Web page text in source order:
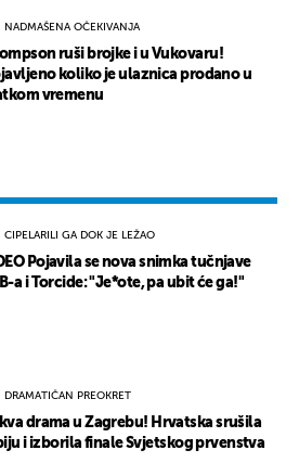
NADMAŠENA OČEKIVANJA
ruši brojke i u Vukovaru!
koliko je ulaznica prodano u
vremenu
CIPELARILI GA DOK JE LEŽAO
Pojavila se nova snimka tučnjave
a i Torcide: "Je*ote, pa ubit će ga!"
DRAMATIČAN PREOKRET
drama u Zagrebu! Hrvatska srušila
i izborila finale Svjetskog prvenstva